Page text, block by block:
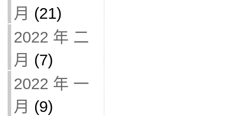
月 (21)
2022 年 二
月 (7)
2022 年 一
月 (9)